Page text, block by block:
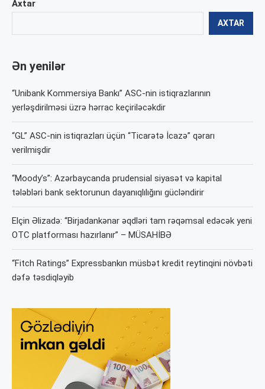
Axtar
AXTAR
Ən yenilər
“Unibank Kommersiya Bankı” ASC-nin istiqrazlarının
yerləşdirilməsi üzrə hərrac keçiriləcəkdir
“GL” ASC-nin istiqrazları üçün “Ticarətə İcazə” qərarı
verilmişdir
“Moody’s”: Azərbaycanda prudensial siyasət və kapital
tələbləri bank sektorunun dayanıqlılığını gücləndirir
Elçin Əlizadə: “Birjadankənar əqdləri tam rəqəmsal edəcək yeni
OTC platforması hazırlanır” – MÜSAHİBƏ
“Fitch Ratings” Expressbankın müsbət kredit reytinqini növbəti
dəfə təsdiqləyib